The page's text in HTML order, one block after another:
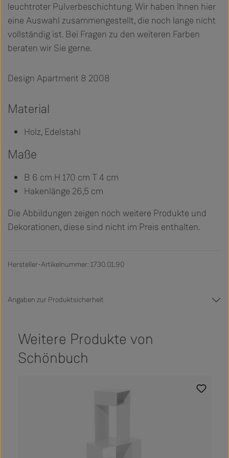
leuchtroter Pulverbeschichtung. Wir haben Ihnen hier
eine Auswahl zusammengestellt, die noch lange nicht
vollständig ist. Bei Fragen zu den weiteren Farben
beraten wir Sie gerne.
Design Apartment 8 2008
Material
Holz, Edelstahl
Maße
B 6 cm H 170 cm T 4 cm
Hakenlänge 26,5 cm
Die Abbildungen zeigen noch weitere Produkte und
Dekorationen, diese sind nicht im Preis enthalten.
Hersteller-Artikelnummer: 1730.01.90
Angaben zur Produktsicherheit
Weitere Produkte von
Schönbuch